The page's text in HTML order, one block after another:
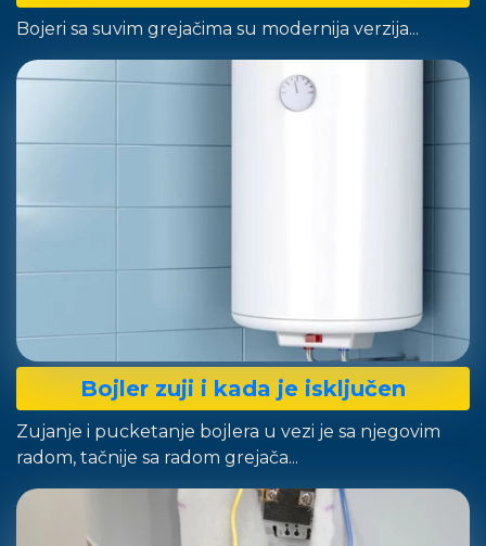
Bojeri sa suvim grejačima su modernija verzija...
Bojler zuji i kada je isključen
Zujanje i pucketanje bojlera u vezi je sa njegovim
radom, tačnije sa radom grejača...